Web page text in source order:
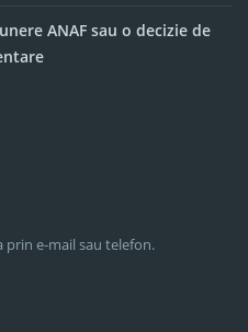
ANAF sau o decizie de
e-mail sau telefon.